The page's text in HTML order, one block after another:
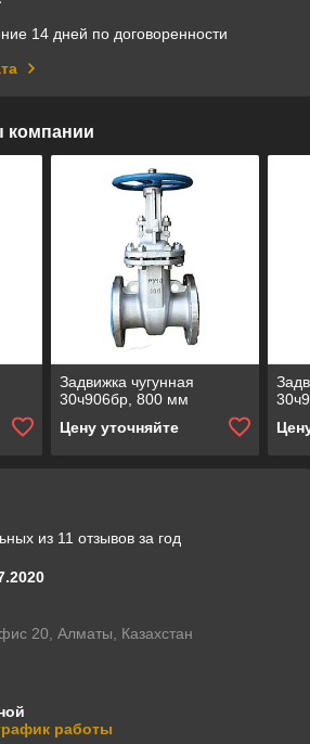
14 дней по договоренности
компании
Задвижка чугунная
30ч906бр, 800 мм
Цену уточняйте
из 11 отзывов за год
20, Алматы, Казахстан
работы